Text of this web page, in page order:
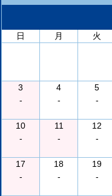
日
月 火
3
-
4
-
5
-
10
-
11
-
12
-
17
-
18
-
19
-